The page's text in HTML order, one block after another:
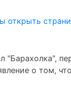
"Барахолка",
о том,